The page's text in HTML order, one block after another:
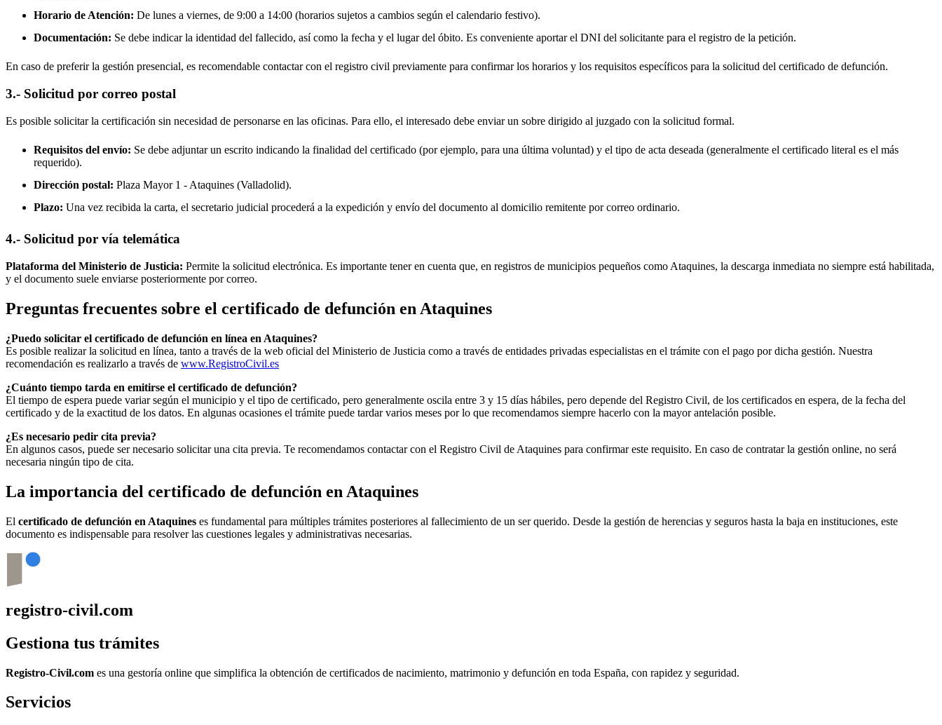
Horario de Atención: De lunes a viernes, de 9:00 a 14:00 (horarios sujetos a cambios según el calendario festivo).
Documentación: Se debe indicar la identidad del fallecido, así como la fecha y el lugar del óbito. Es conveniente aportar el DNI del solicitante para el registro de la petición.
En caso de preferir la gestión presencial, es recomendable contactar con el registro civil previamente para confirmar los horarios y los requisitos específicos para la solicitud del certificado de defunción.
3.- Solicitud por correo postal
Es posible solicitar la certificación sin necesidad de personarse en las oficinas. Para ello, el interesado debe enviar un sobre dirigido al juzgado con la solicitud formal.
Requisitos del envío: Se debe adjuntar un escrito indicando la finalidad del certificado (por ejemplo, para una última voluntad) y el tipo de acta deseada (generalmente el certificado literal es el más
requerido).
Dirección postal: Plaza Mayor 1 - Ataquines (Valladolid).
Plazo: Una vez recibida la carta, el secretario judicial procederá a la expedición y envío del documento al domicilio remitente por correo ordinario.
4.- Solicitud por vía telemática
Plataforma del Ministerio de Justicia: Permite la solicitud electrónica. Es importante tener en cuenta que, en registros de municipios pequeños como Ataquines, la descarga inmediata no siempre está habilitada,
y el documento suele enviarse posteriormente por correo.
Preguntas frecuentes sobre el certificado de defunción en Ataquines
¿Puedo solicitar el certificado de defunción en línea en Ataquines?
Es posible realizar la solicitud en línea, tanto a través de la web oficial del Ministerio de Justicia como a través de entidades privadas especialistas en el trámite con el pago por dicha gestión. Nuestra
recomendación es realizarlo a través de www.RegistroCivil.es
¿Cuánto tiempo tarda en emitirse el certificado de defunción?
El tiempo de espera puede variar según el municipio y el tipo de certificado, pero generalmente oscila entre 3 y 15 días hábiles, pero depende del Registro Civil, de los certificados en espera, de la fecha del
certificado y de la exactitud de los datos. En algunas ocasiones el trámite puede tardar varios meses por lo que recomendamos siempre hacerlo con la mayor antelación posible.
¿Es necesario pedir cita previa?
En algunos casos, puede ser necesario solicitar una cita previa. Te recomendamos contactar con el Registro Civil de Ataquines para confirmar este requisito. En caso de contratar la gestión online, no será
necesaria ningún tipo de cita.
La importancia del certificado de defunción en Ataquines
El certificado de defunción en Ataquines es fundamental para múltiples trámites posteriores al fallecimiento de un ser querido. Desde la gestión de herencias y seguros hasta la baja en instituciones, este
documento es indispensable para resolver las cuestiones legales y administrativas necesarias.
registro-civil.com
Gestiona tus trámites
Registro-Civil.com es una gestoría online que simplifica la obtención de certificados de nacimiento, matrimonio y defunción en toda España, con rapidez y seguridad.
Servicios